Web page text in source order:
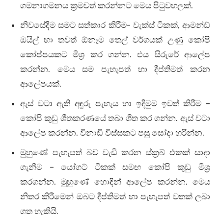
ගමනාගමනය ක්‍රමවත් කරන්නට මෙය පිටුවහලක්.
නිවසේදීම සමට සත්කාර කිරීම- වැක්ස් ටිකක්, ආමන්ඩ්
ඔයිල් හා තවත් ඕනෑම තෙල් වර්ගයක් උණු කෝපි
කෝප්පයකට මිශ්‍ර කර ගන්න. එය සිරුරේ ආලේප
කරන්න. මෙය සම පැහැපත් හා දීප්තිමත් කරන
ආලේපයක්.
ඇස් වටා ඇති අඳුරු පැහැය හා ඉදිමුම ඉවත් කිරීම –
කෝපි කුඩු ශීතකරණයේ තබා ශීත කර ගන්න. ඇස් වටා
ආලේප කරන්න. විනාඩි විස්සකට පසු සෝදා හරින්න.
මුහුණේ පැහැපත් බව වැඩි කරන ස්ක්‍රබ් එකක් සාදා
ගැනීම – යෝගට් ටිකක් සමඟ කෝපි කුඩු මිශ්‍ර
කරගන්න. මුහුණේ හොඳින් ආලේප කරන්න. මෙය
නිතර කිරීමෙන් ඔබට දීප්තිමත් හා පැහැපත් වතක් ලබා
ගත හැකියි.